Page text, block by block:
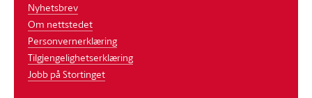
Nyhetsbrev
Om nettstedet
Personvernerklæring
Tilgjengelighetserklæring
Jobb på Stortinget